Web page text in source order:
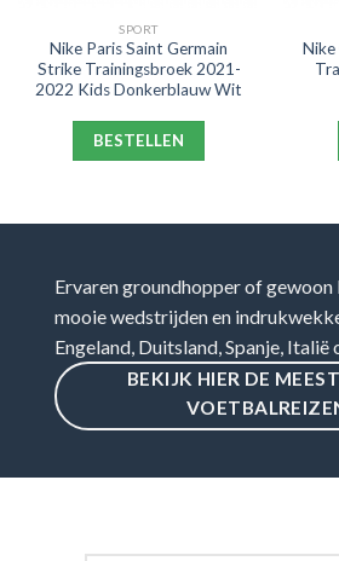
SPORT
Nike Paris Saint Germain
Strike Trainingsbroek 2021-
2022 Kids Donkerblauw Wit
BESTELLEN
Nike
Ervaren groundhopper of
mooie wedstrijden en
Engeland, Duitsland, Spanje, Italië
BEKIJK HIER DE